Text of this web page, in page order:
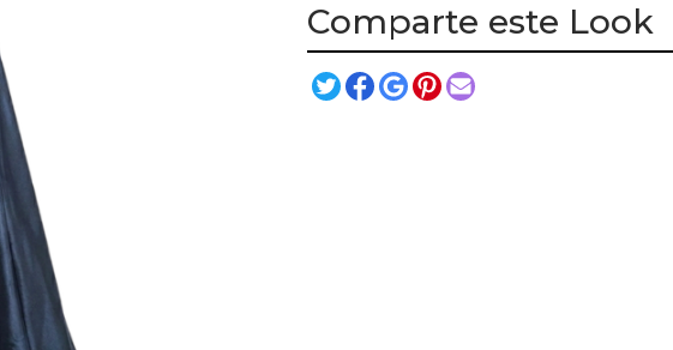
Comparte este Look